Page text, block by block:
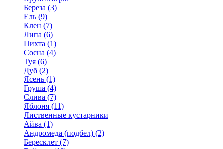
Береза (3)
Ель (9)
Клен (7)
Липа (6)
Пихта (1)
Сосна (4)
Туя (6)
Дуб (2)
Ясень (1)
Груша (4)
Слива (7)
Яблоня (11)
Лиственные кустарники
Айва (1)
Андромеда (подбел) (2)
Бересклет (7)